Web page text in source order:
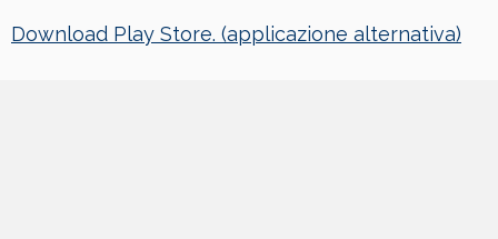
Download Play Store. (applicazione alternativa)